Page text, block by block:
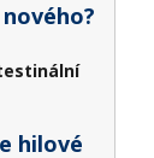
hilové